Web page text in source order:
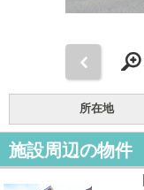
所在地
施設周辺の物件